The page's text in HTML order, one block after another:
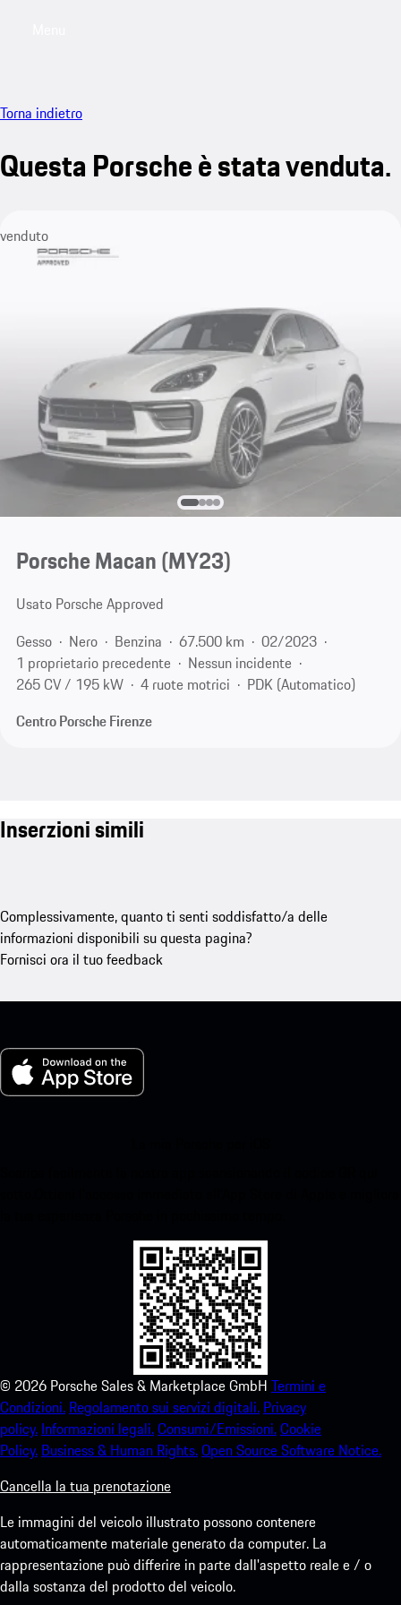
Torna indietro
Questa Porsche è stata venduta.
venduto
Porsche Macan (MY23)
Usato Porsche Approved
Gesso
Nero Benzina 67.500 km
02/2023
1 proprietario precedente
Nessun incidente
265 CV / 195 kW
4 ruote motrici
PDK (Automatico)
Centro Porsche Firenze
Inserzioni simili
Complessivamente, quanto ti senti soddisfatto/a delle
informazioni disponibili su questa pagina?
Fornisci ora il tuo feedback
© 2026 Porsche Sales & Marketplace GmbH Termini e
Condizioni. Regolamento sui servizi digitali. Privacy
policy. Informazioni legali.Consumi/Emissioni.Cookie
Policy. Business & Human Rights.Open Source Software Notice.
Cancella la tua prenotazione
Le immagini del veicolo illustrato possono contenere
automaticamente materiale generato da computer. La
rappresentazione può differire in parte dall'aspetto reale e / o
dalla sostanza del prodotto del veicolo.